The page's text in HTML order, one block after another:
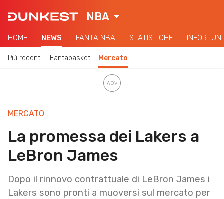
NBA
HOME NEWS FANTA NBA STATISTICHE INFORTUNI
Più recenti Fantabasket Mercato
MERCATO
La promessa dei Lakers a
LeBron James
Dopo il rinnovo contrattuale di LeBron James i
Lakers sono pronti a muoversi sul mercato per